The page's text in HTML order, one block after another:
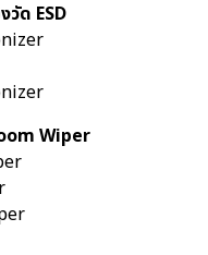
วัด ESD
Wiper